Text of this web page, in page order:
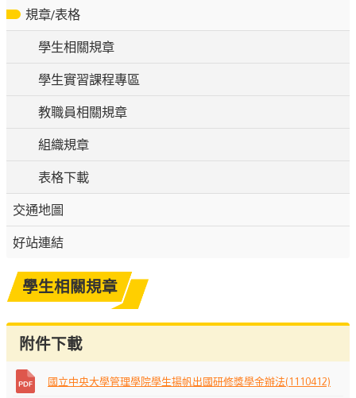
規章/表格
學生相關規章
學生實習課程專區
教職員相關規章
組織規章
表格下載
交通地圖
好站連結
學生相關規章
附件下載
國立中央大學管理學院學生揚帆出國研修獎學金辦法(1110412)